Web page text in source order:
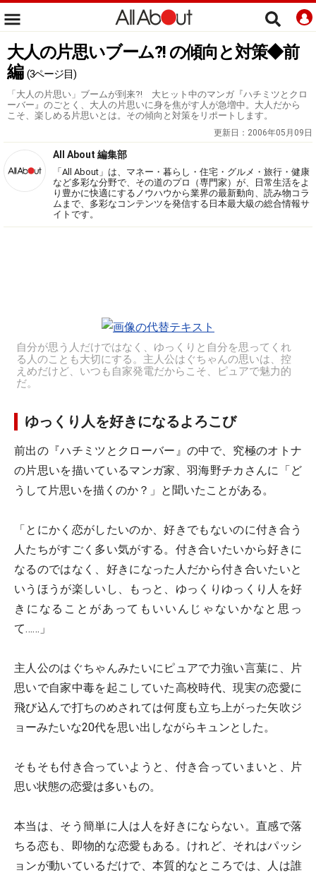
大人の片思いブーム?! の傾向と対策◆前
編 (3ページ目)
「大人の片思い」ブームが到来?! 大ヒット中のマンガ『ハチミツとクロ
ーバー』のごとく、大人の片思いに身を焦がす人が急増中。大人だから
こそ、楽しめる片思いとは。その傾向と対策をリポートします。
更新日： 2006年05月09日
All About 編集部
「All About」は、マネー・暮らし・住宅・グルメ・旅行・健康
など多彩な分野で、その道のプロ（専門家）が、日常生活をよ
り豊かに快適にするノウハウから業界の最新動向、読み物コラ
ムまで、多彩なコンテンツを発信する日本最大級の総合情報サ
イトです。
自分が思う人だけではなく、ゆっくりと自分を思ってくれ
る人のことも大切にする。主人公はぐちゃんの思いは、控
えめだけど、いつも自家発電だからこそ、ピュアで魅力的
だ。
ゆっくり人を好きになるよろこび
前出の『ハチミツとクローバー』の中で、究極のオトナ
の片思いを描いているマンガ家、羽海野チカさんに「ど
うして片思いを描くのか？」と聞いたことがある。
「とにかく恋がしたいのか、好きでもないのに付き合う
人たちがすごく多い気がする。付き合いたいから好きに
なるのではなく、好きになった人だから付き合いたいと
いうほうが楽しいし、もっと、ゆっくりゆっくり人を好
きになることがあってもいいんじゃないかなと思っ
て……」
主人公のはぐちゃんみたいにピュアで力強い言葉に、片
思いで自家中毒を起こしていた高校時代、現実の恋愛に
飛び込んで打ちのめされては何度も立ち上がった矢吹ジ
ョーみたいな20代を思い出しながらキュンとした。
そもそも付き合っていようと、付き合っていまいと、片
思い状態の恋愛は多いもの。
本当は、そう簡単に人は人を好きにならない。直感で落
ちる恋も、即物的な恋愛もある。けれど、それはパッシ
ョンが動いているだけで、本質的なところでは、人は誰